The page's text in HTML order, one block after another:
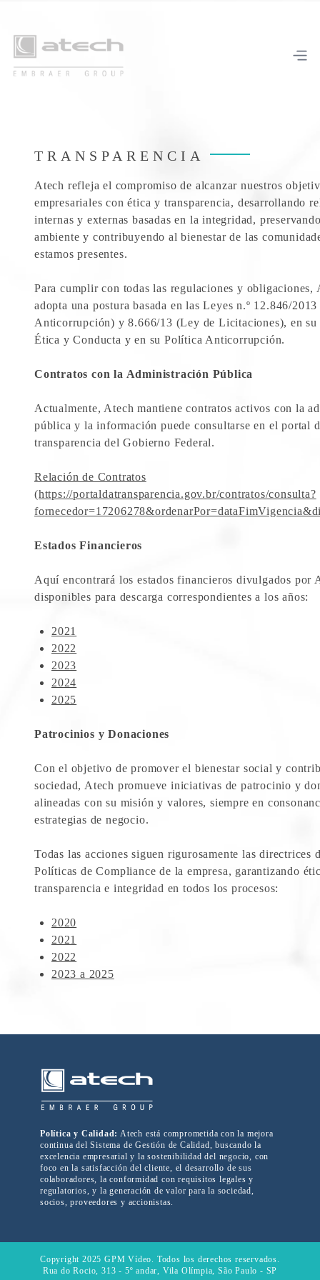
TRANSPARENCIA
Atech refleja el compromiso de alcanzar nuestros
empresariales con ética y transparencia, desarrollando
internas y externas basadas en la integridad,
ambiente y contribuyendo al bienestar de las
estamos presentes.
Para cumplir con todas las regulaciones y obligaciones,
adopta una postura basada en las Leyes n.º 12.846/
Anticorrupción) y 8.666/13 (Ley de Licitaciones), en su
Ética y Conducta y en su Política Anticorrupción.
Contratos con la Administración Pública
Actualmente, Atech mantiene contratos activos con la
pública y la información puede consultarse en el portal
transparencia del Gobierno Federal.
Relación de Contratos
(https://portaldatransparencia.gov.br/contratos/consulta?
Estados Financieros
Aquí encontrará los estados financieros divulgados por
disponibles para descarga correspondientes a los años:
2021
2022
2023
2024
2025
Patrocinios y Donaciones
Con el objetivo de promover el bienestar social y
sociedad, Atech promueve iniciativas de patrocinio y
alineadas con su misión y valores, siempre en
estrategias de negocio.
Todas las acciones siguen rigurosamente las directrices
Políticas de Compliance de la empresa, garantizando
transparencia e integridad en todos los procesos:
2020
2021
2022
2023 a 2025
Política y Calidad: Atech está comprometida con la mejora
continua del Sistema de Gestión de Calidad, buscando la
excelencia empresarial y la sostenibilidad del negocio, con
foco en la satisfacción del cliente, el desarrollo de sus
colaboradores, la conformidad con requisitos legales y
regulatorios, y la generación de valor para la sociedad,
socios, proveedores y accionistas.
Copyright 2025 GPM Vídeo. Todos los derechos reservados.
Rua do Rocio, 313 - 5º andar, Vila Olímpia, São Paulo - SP